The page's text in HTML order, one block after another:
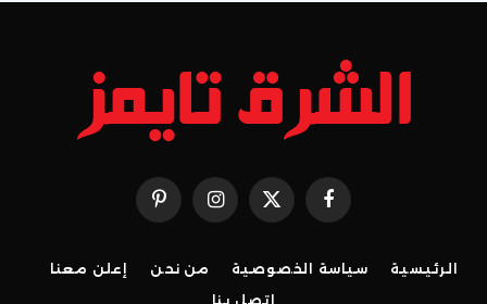
فيسبوك X
(Twitter)
الانستغرامبينتيريست
الرئيسية سياسة الخصوصية من نحن
إعلن معنا
اتصل بنا